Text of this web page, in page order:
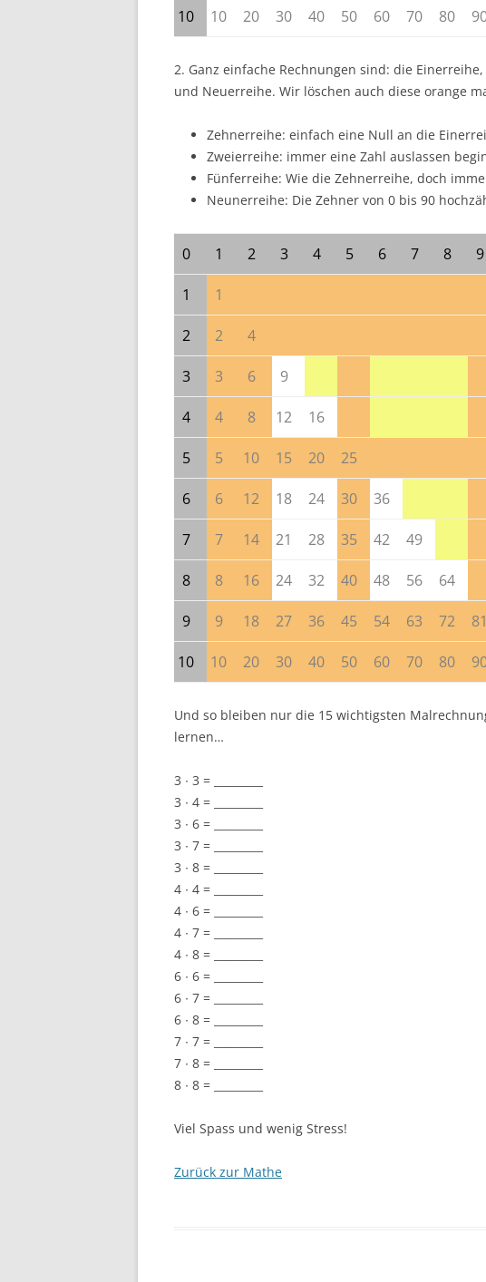
10 10 20 30 40 50 60 70 80
2. Ganz einfache Rechnungen sind: die
und Neuerreihe. Wir löschen auch diese orange
Zehnerreihe: einfach eine Null an die
Zweierreihe: immer eine Zahl auslassen
Fünferreihe: Wie die Zehnerreihe, doch
Neunerreihe: Die Zehner von 0 bis 90
0 1 2 3 4 5 6 7 8 9
1 1
2 2 4
3 3 6 9
4 4 8 12 16
5 5 10 15 20 25
6 6 12 18 24 30 36
7 7 14 21 28 35 42 49
8 8 16 24 32 40 48 56 64
9 9 18 27 36 45 54 63 72 81
10 10 20 30 40 50 60 70 80
Und so bleiben nur die 15 wichtigsten
lernen…
3 ∙ 3 = _________
3 ∙ 4 = _________
3 ∙ 6 = _________
3 ∙ 7 = _________
3 ∙ 8 = _________
4 ∙ 4 = _________
4 ∙ 6 = _________
4 ∙ 7 = _________
4 ∙ 8 = _________
6 ∙ 6 = _________
6 ∙ 7 = _________
6 ∙ 8 = _________
7 ∙ 7 = _________
7 ∙ 8 = _________
8 ∙ 8 = _________
Viel Spass und wenig Stress!
Zurück zur Mathe